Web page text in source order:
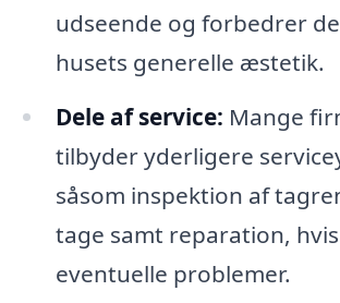
udseende og forbedrer
husets generelle æstetik.
Dele af service: Mange
tilbyder yderligere
såsom inspektion af
tage samt reparation,
eventuelle problemer.